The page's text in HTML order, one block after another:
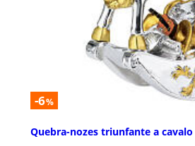
-6%
Quebra-nozes triunfante a